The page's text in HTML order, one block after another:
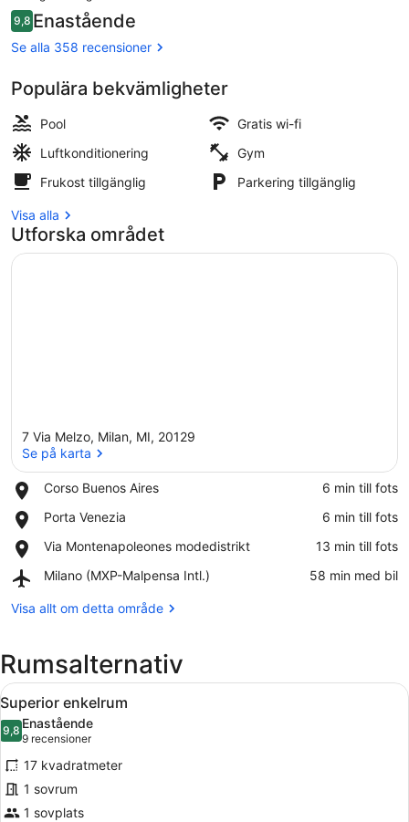
är
2 592 kr
Recensioner
9,89,8 av 10,
Enastående
Se alla 358 recensioner
Populära bekvämligheter
Pool
Gratis wi-fi
Luftkonditionering
Gym
Frukost tillgänglig
Parkering tillgänglig
Visa alla
Utforska området
7 Via Melzo, Milan, MI, 20129
Se på karta
Corso Buenos Aires
Place,
Buenos
‪6 min till fots‬
Porta Venezia
Place,
Venezia
‪6 min till fots‬
Via Montenapoleones modedistrikt
Place,
Montenapoleones
‪13 min till fots‬
Milano (MXP-Malpensa Intl.)
Airport,
(MXP-
‪58 min med bil‬
Visa allt om detta område
Rumsalternativ
Öppna
alla
foton
för
Superior
enkelrum
Ett hotellrum med en säng, en
8
Superior enkelrum
9,89,8 av 10
Enastående
9 recensioner
(9 recensioner)
17 kvadratmeter
1 sovrum
1 sovplats